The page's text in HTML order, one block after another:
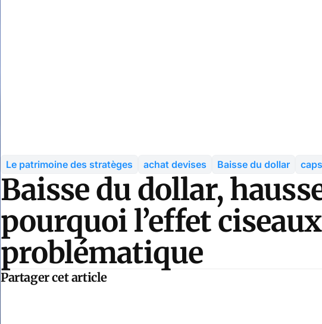
Le patrimoine des stratèges achat devises Baisse du dollar
Baisse du dollar,
pourquoi l’effet
problématique
Partager cet article